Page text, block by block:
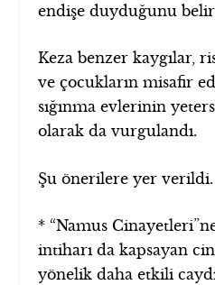
endişe duyduğunu
Keza benzer kaygılar,
ve çocukların misafir
sığınma evlerinin
olarak da vurgulandı.
Şu önerilere yer verildi.
* “Namus
intiharı da kapsayan
yönelik daha etkili